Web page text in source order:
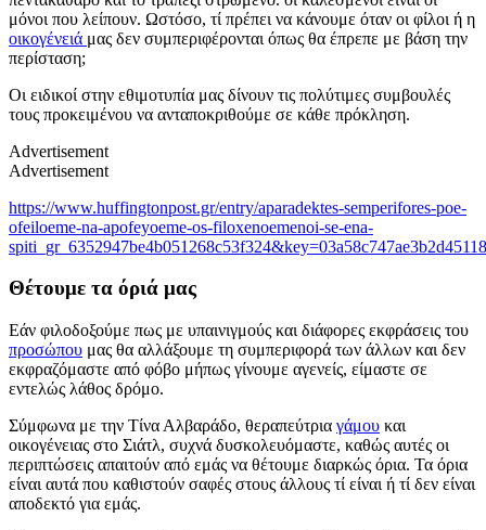
μόνοι που λείπουν. Ωστόσο, τί πρέπει να κάνουμε όταν οι φίλοι ή η
οικογένειά μας δεν συμπεριφέρονται όπως θα έπρεπε με βάση την
περίσταση;
Οι ειδικοί στην εθιμοτυπία μας δίνουν τις πολύτιμες συμβουλές
τους προκειμένου να ανταποκριθούμε σε κάθε πρόκληση.
Advertisement
Advertisement
https://www.huffingtonpost.gr/entry/aparadektes-semperifores-poe-
ofeiloeme-na-apofeyoeme-os-filoxenoemenoi-se-ena-
Θέτουμε τα όριά μας
Εάν φιλοδοξούμε πως με υπαινιγμούς και διάφορες εκφράσεις του
προσώπου μας θα αλλάξουμε τη συμπεριφορά των άλλων και δεν
εκφραζόμαστε από φόβο μήπως γίνουμε αγενείς, είμαστε σε
εντελώς λάθος δρόμο.
Σύμφωνα με την Τίνα Αλβαράδο, θεραπεύτρια γάμου και
οικογένειας στο Σιάτλ, συχνά δυσκολευόμαστε, καθώς αυτές οι
περιπτώσεις απαιτούν από εμάς να θέτουμε διαρκώς όρια. Τα όρια
είναι αυτά που καθιστούν σαφές στους άλλους τί είναι ή τί δεν είναι
αποδεκτό για εμάς.